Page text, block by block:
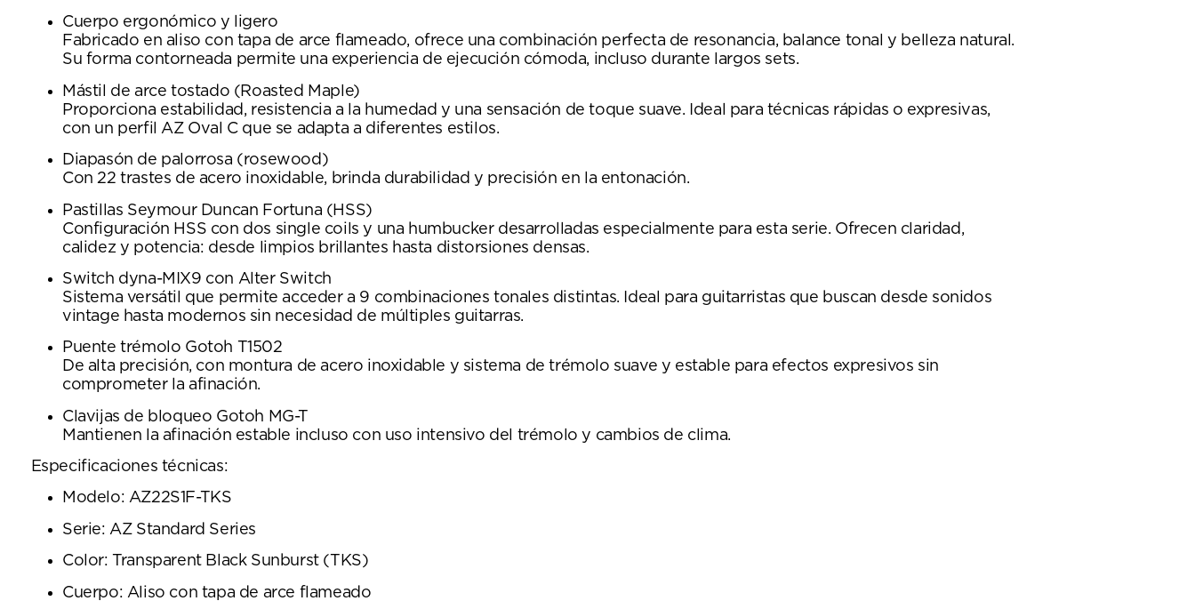
Cuerpo ergonómico y ligero
Fabricado en aliso con tapa de arce flameado, ofrece una combinación perfecta de resonancia, balance tonal y belleza natural.
Su forma contorneada permite una experiencia de ejecución cómoda, incluso durante largos sets.
Mástil de arce tostado (Roasted Maple)
Proporciona estabilidad, resistencia a la humedad y una sensación de toque suave. Ideal para técnicas rápidas o expresivas,
con un perfil AZ Oval C que se adapta a diferentes estilos.
Diapasón de palorrosa (rosewood)
Con 22 trastes de acero inoxidable, brinda durabilidad y precisión en la entonación.
Pastillas Seymour Duncan Fortuna (HSS)
Configuración HSS con dos single coils y una humbucker desarrolladas especialmente para esta serie. Ofrecen claridad,
calidez y potencia: desde limpios brillantes hasta distorsiones densas.
Switch dyna-MIX9 con Alter Switch
Sistema versátil que permite acceder a 9 combinaciones tonales distintas. Ideal para guitarristas que buscan desde sonidos
vintage hasta modernos sin necesidad de múltiples guitarras.
Puente trémolo Gotoh T1502
De alta precisión, con montura de acero inoxidable y sistema de trémolo suave y estable para efectos expresivos sin
comprometer la afinación.
Clavijas de bloqueo Gotoh MG-T
Mantienen la afinación estable incluso con uso intensivo del trémolo y cambios de clima.
Especificaciones técnicas:
Modelo: AZ22S1F-TKS
Serie: AZ Standard Series
Color: Transparent Black Sunburst (TKS)
Cuerpo: Aliso con tapa de arce flameado